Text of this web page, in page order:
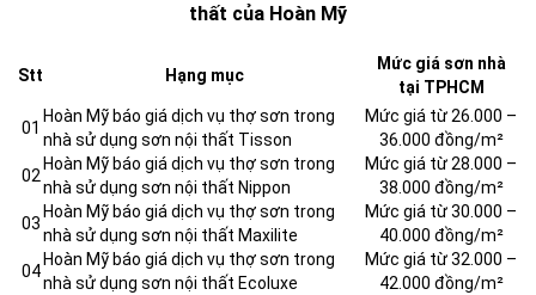
thất của Hoàn Mỹ
Stt Hạng mục
Mức giá sơn nhà
tại TPHCM
01
Hoàn Mỹ báo giá dịch vụ thợ sơn trong
nhà sử dụng sơn nội thất Tisson
Mức giá từ 26.000 –
36.000 đồng/m²
02
Hoàn Mỹ báo giá dịch vụ thợ sơn trong
nhà sử dụng sơn nội thất Nippon
Mức giá từ 28.000 –
38.000 đồng/m²
03
Hoàn Mỹ báo giá dịch vụ thợ sơn trong
nhà sử dụng sơn nội thất Maxilite
Mức giá từ 30.000 –
40.000 đồng/m²
04
Hoàn Mỹ báo giá dịch vụ thợ sơn trong
nhà sử dụng sơn nội thất Ecoluxe
Mức giá từ 32.000 –
42.000 đồng/m²